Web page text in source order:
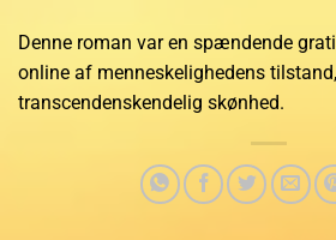
Denne roman var en spændende
online af menneskelighedens
transcendenskendelig skønhed.